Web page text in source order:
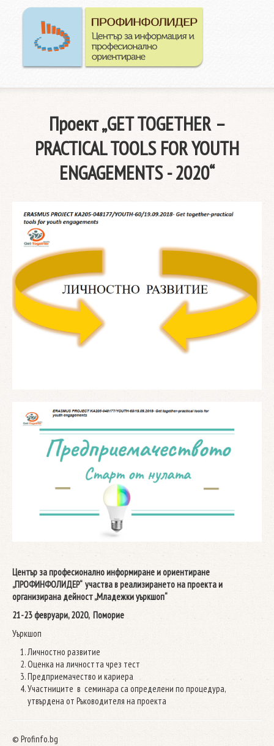
Проект „GET TOGETHER –
PRACTICAL TOOLS FOR YOUTH
ENGAGEMENTS - 2020“
Център за професионално информиране и ориентиране
„ПРОФИНФОЛИДЕР“ участва в реализирането на проекта и
организирана дейност „Младежки уъркшоп“
21-23 февруари, 2020, Поморие
Уъркшоп
Личностно развитие
Оценка на личността чрез тест
Предприемачество и кариера
Участниците в семинара са определени по процедура,
утвърдена от Ръководителя на проекта
© Profinfo.bg